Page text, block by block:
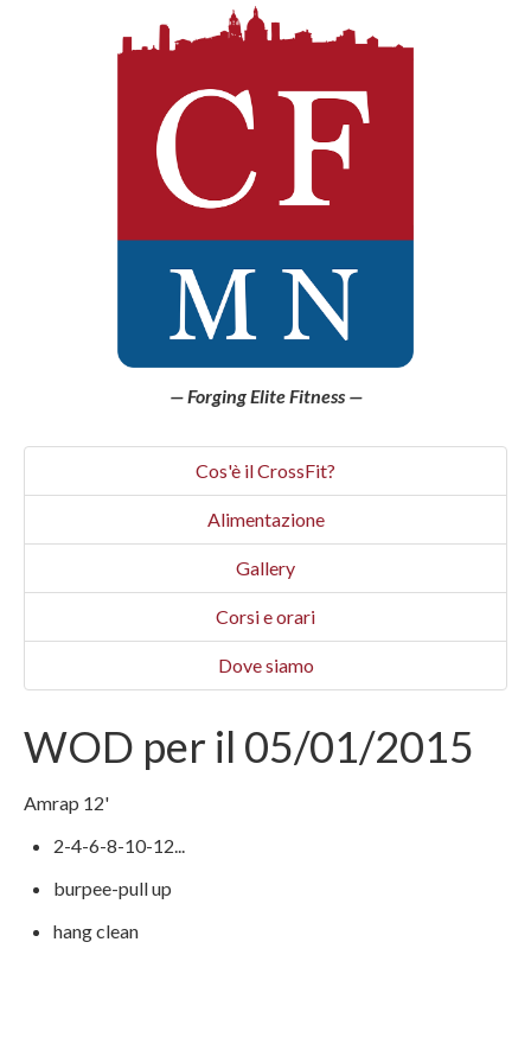
Forging Elite Fitness
Cos'è il CrossFit?
Alimentazione
Gallery
Corsi e orari
Dove siamo
WOD per il 05/01/2015
Amrap 12'
2-4-6-8-10-12...
burpee-pull up
hang clean